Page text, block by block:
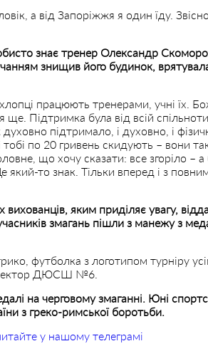
а від Запоріжжя я один їду.
знає тренер Олександр
знищив його будинок,
працюють тренерами, учні їх.
Підтримка була від всій спільноти
підтримало, і духовно, і
тобі по 20 гривень скидують – вони
що хочу сказати: все згоріло – а
то знак. Тільки вперед і з
вихованців, яким приділяє увагу,
змагань пішли з манежу з
футболка з логотипом турніру
ДЮСШ №6.
на черговому змаганні. Юні
з греко-римської боротьби.
у нашому телеграмі